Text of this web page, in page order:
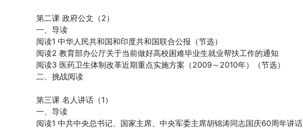
第二课 政府公文（2）
一、导读
阅读1 中华人民共和国和印度共和国联合公报（节选）
阅读2 教育部办公厅关于当前做好高校困难毕业生就业帮扶工作的通知
阅读3 医药卫生体制改革近期重点实施方案（2009～2010年）（节选）
二、挑战阅读
第三课 名人讲话（1）
一、导读
阅读1 中共中央总书记、国家主席、中央军委主席胡锦涛同志国庆60周年讲话